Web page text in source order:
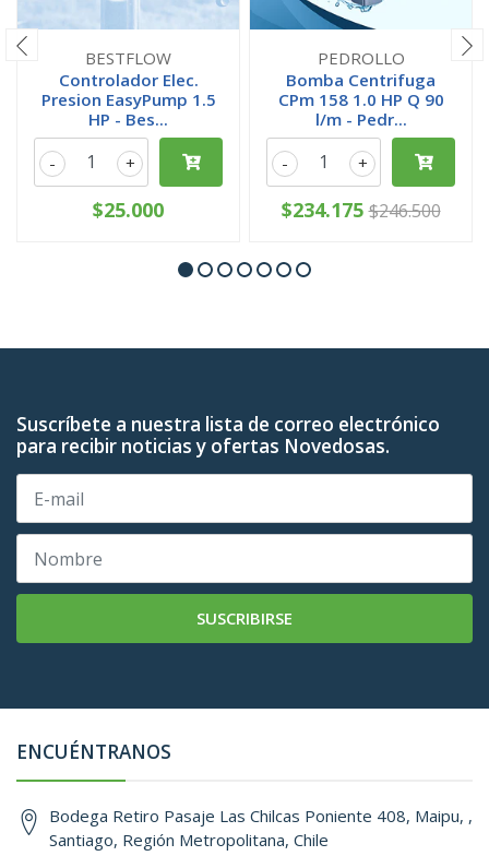
BESTFLOW
Controlador Elec.
Presion EasyPump 1.5
HP - Bes...
+
-
$25.000
PEDROLLO
Bomba Centrifuga
CPm 158 1.0 HP Q 90
l/m - Pedr...
+
-
$234.175 $246.500
Suscríbete a nuestra lista de correo electrónico
para recibir noticias y ofertas Novedosas.
SUSCRIBIRSE
ENCUÉNTRANOS
Bodega Retiro Pasaje Las Chilcas Poniente 408, Maipu, ,
Santiago, Región Metropolitana, Chile